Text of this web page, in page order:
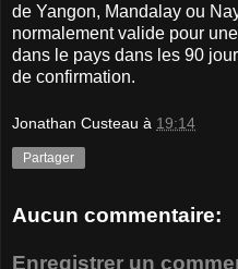
de Yangon, Mandalay ou
normalement valide pour
dans le pays dans les 90
de confirmation.
Jonathan Custeau à 19:14
Partager
Aucun commentaire:
Enregistrer un